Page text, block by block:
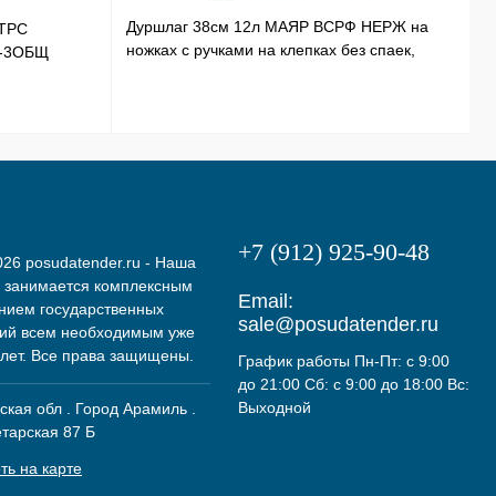
3ОБЩ
Дуршлаг 38см 12л МАЯР ВСРФ НЕРЖ на
ножках с ручками на клепках без спаек,
posudatender.ru - Наша
комплексным
государственных
всем необходимым уже
Все права защищены.
обл . Город Арамиль .
87 Б
на карте
+7 (912) 925-90-48
Email:
sale@posudatender.ru
График работы Пн-Пт: с 9:00
до 21:00 Сб: с 9:00 до 18:00 Вс:
Выходной